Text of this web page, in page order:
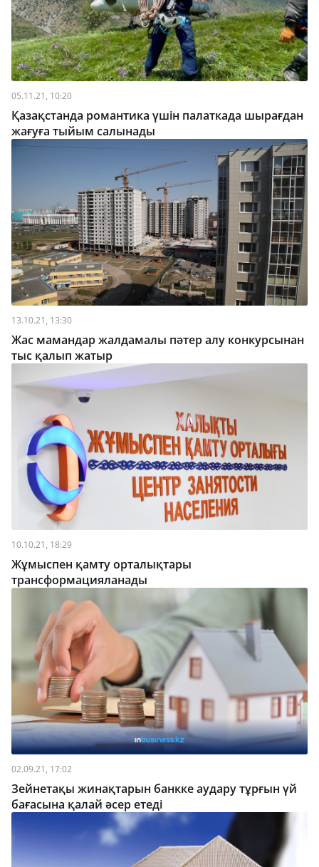
05.11.21, 10:20
Қазақстанда романтика үшін палаткада шырағдан
жағуға тыйым салынады
13.10.21, 13:30
Жас мамандар жалдамалы пәтер алу конкурсынан
тыс қалып жатыр
10.10.21, 18:29
Жұмыспен қамту орталықтары
трансформацияланады
02.09.21, 17:02
Зейнетақы жинақтарын банкке аудару тұрғын үй
бағасына қалай әсер етеді